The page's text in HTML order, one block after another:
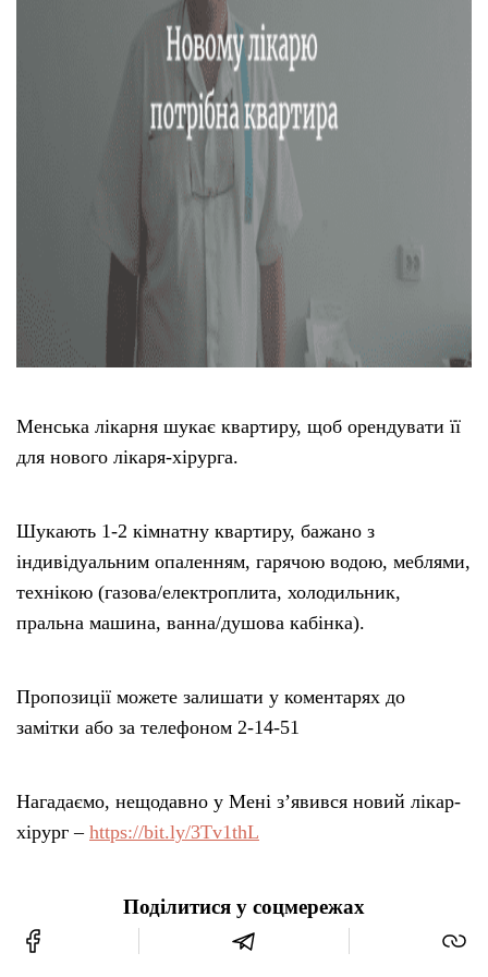
Менська лікарня шукає квартиру, щоб орендувати її
для нового лікаря-хірурга.
Шукають 1-2 кімнатну квартиру, бажано з
індивідуальним опаленням, гарячою водою, меблями,
технікою (газова/електроплита, холодильник,
пральна машина, ванна/душова кабінка).
Пропозиції можете залишати у коментарях до
замітки або за телефоном 2-14-51
Нагадаємо, нещодавно у Мені з’явився новий лікар-
хірург – https://bit.ly/3Tv1thL
Поділитися у соцмережах